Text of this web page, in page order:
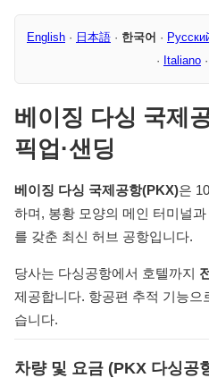
English · 日本語 · 한국어 ·
· Italiano ·
베이징 다싱 국제
픽업·샌딩
베이징 다싱 국제공항(PKX)은
하며, 봉황 모양의 메인 터미널
를 갖춘 최신 허브 공항입니다.
당사는 다싱공항에서 호텔까지
제공합니다. 항공편 추적 기능으
습니다.
차량 및 요금 (PKX 다싱